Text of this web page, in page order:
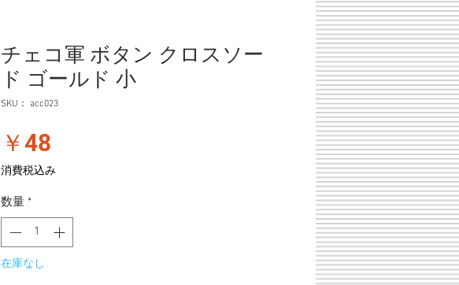
チェコ軍 ボタン クロスソー
ド ゴールド 小
SKU： acc023
￥48
格
消費税込み
数量 *
在庫なし